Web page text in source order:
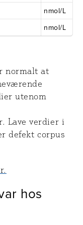
nmol/L
nmol/L
normalt at
utenom
Lave verdier i
defekt corpus
hos